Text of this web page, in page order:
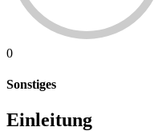
0
Sonstiges
Einleitung